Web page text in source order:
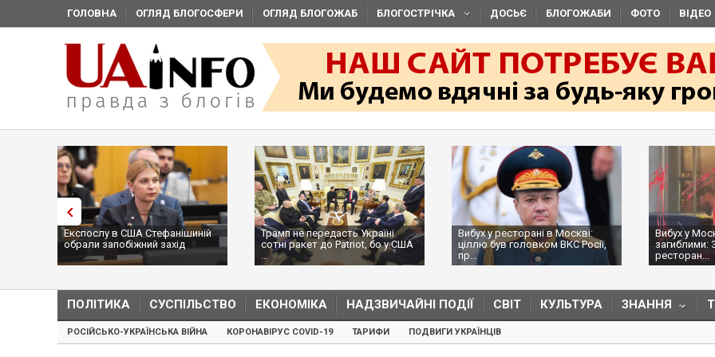
ГОЛОВНА ОГЛЯД БЛОГОСФЕРИ ОГЛЯД БЛОГОЖАБ БЛОГОСТРІЧКА ДОСЬЄ БЛОГОЖАБИ ФОТО ВІДЕО
Експослу в США Стефанішиній
обрали запобіжний захід
Трамп не передасть Україні
сотні ракет до Patriot, бо у США
...
Вибух у ресторані в Москві:
ціллю був головком ВКС Росії,
пр...
Вибух у
загиблими:
ресторан...
ПОЛІТИКА СУСПІЛЬСТВО ЕКОНОМІКА НАДЗВИЧАЙНІ ПОДІЇ СВІТ КУЛЬТУРА ЗНАННЯ
РОСІЙСЬКО-УКРАЇНСЬКА ВІЙНА КОРОНАВІРУС COVID-19 ТАРИФИ ПОДВИГИ УКРАЇНЦІВ